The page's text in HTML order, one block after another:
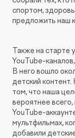
спортом,
предложить наш
Также на старте
YouTube-
В него вошло
детский
том, что наша
вероятнее
YouTube-
мультфильмах,
добавили